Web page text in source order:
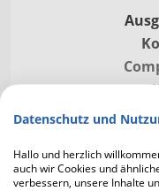
Datenschutz und
Hallo und herzlich
auch wir Cookies und
verbessern, unsere Inhalte
Essen
Musik